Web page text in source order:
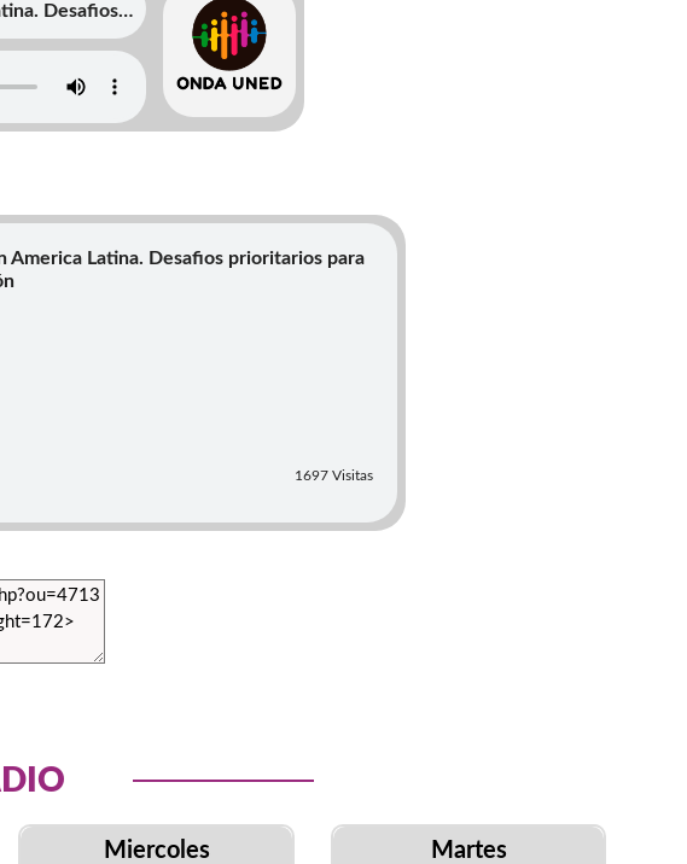
Desafios
America Latina. Desafios prioritarios para
1697 Visitas
Miercoles Martes